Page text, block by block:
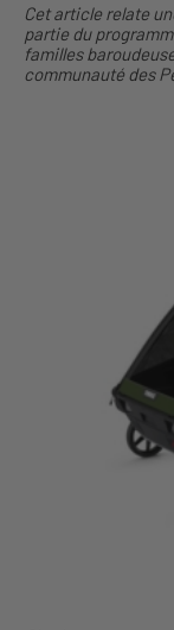
Cet article relate
partie du
familles
communauté des